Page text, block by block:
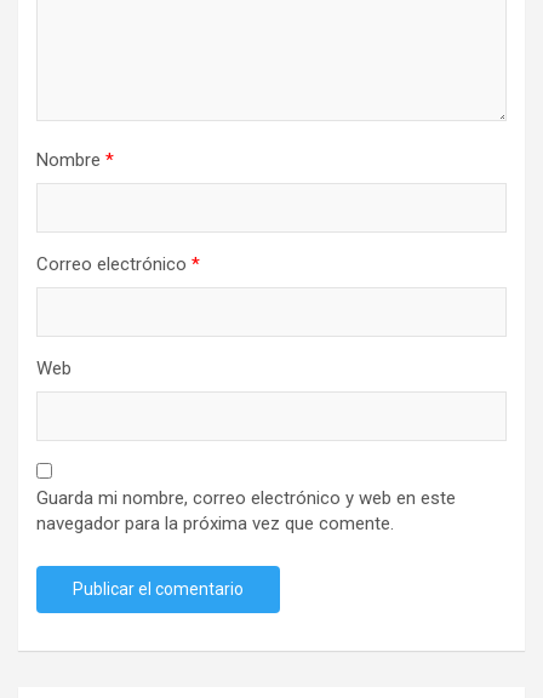
Nombre *
Correo electrónico *
Web
Guarda mi nombre, correo electrónico y web en este
navegador para la próxima vez que comente.